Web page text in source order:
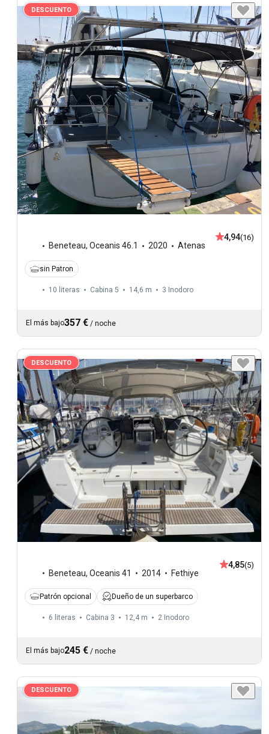
DESCUENTO
Beneteau, Oceanis 46.1 2020 Atenas
4,94(16)
sin Patron
10 literas Cabina 5 14,6 m 3 Inodoro
El más bajo357 € / noche
DESCUENTO
Beneteau, Oceanis 41 2014 Fethiye
4,85(5)
Patrón opcional Dueño de un superbarco
6 literas Cabina 3 12,4 m 2 Inodoro
El más bajo245 € / noche
DESCUENTO